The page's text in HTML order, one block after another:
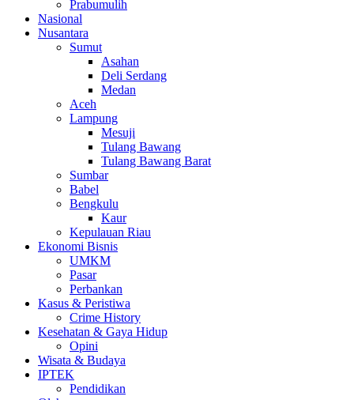
Prabumulih
Nasional
Nusantara
Sumut
Asahan
Deli Serdang
Medan
Aceh
Lampung
Mesuji
Tulang Bawang
Tulang Bawang Barat
Sumbar
Babel
Bengkulu
Kaur
Kepulauan Riau
Ekonomi Bisnis
UMKM
Pasar
Perbankan
Kasus & Peristiwa
Crime History
Kesehatan & Gaya Hidup
Opini
Wisata & Budaya
IPTEK
Pendidikan